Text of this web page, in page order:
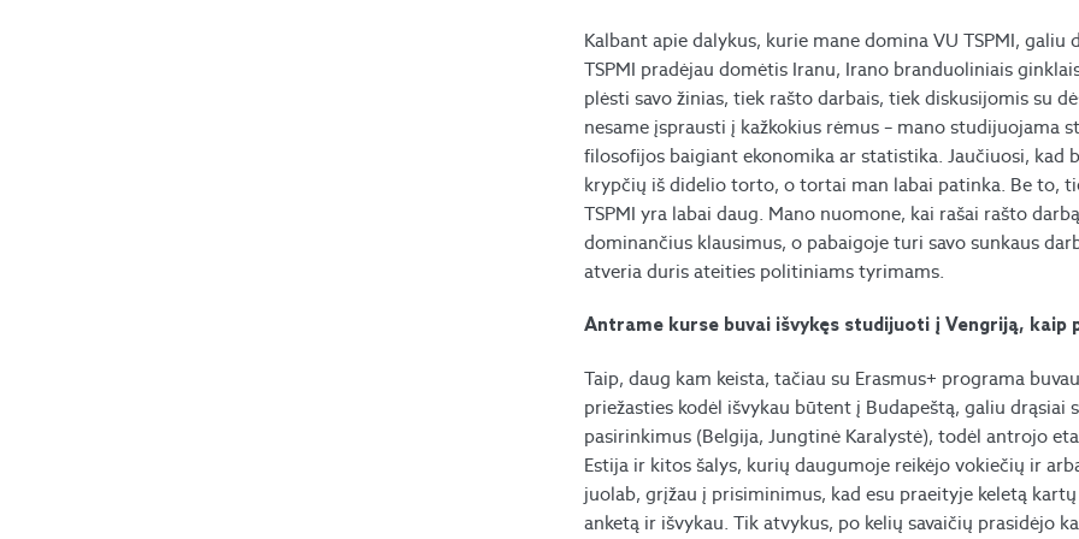
Kalbant apie dalykus, kurie mane domina VU TSPMI,
TSPMI pradėjau domėtis Iranu, Irano branduoliniais
plėsti savo žinias, tiek rašto darbais, tiek diskusijomis su
nesame įsprausti į kažkokius rėmus – mano studijuojama
filosofijos baigiant ekonomika ar statistika. Jaučiuosi, kad
krypčių iš didelio torto, o tortai man labai patinka. Be to,
TSPMI yra labai daug. Mano nuomone, kai rašai rašto
dominančius klausimus, o pabaigoje turi savo sunkaus
atveria duris ateities politiniams tyrimams.
Antrame kurse buvai išvykęs studijuoti į Vengriją, kaip
Taip, daug kam keista, tačiau su Erasmus+ programa
priežasties kodėl išvykau būtent į Budapeštą, galiu
pasirinkimus (Belgija, Jungtinė Karalystė), todėl antrojo
Estija ir kitos šalys, kurių daugumoje reikėjo vokiečių ir
juolab, grįžau į prisiminimus, kad esu praeityje keletą
anketą ir išvykau. Tik atvykus, po kelių savaičių prasidėjo